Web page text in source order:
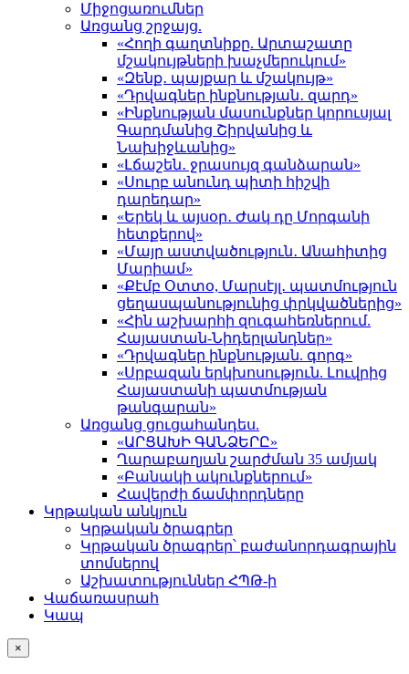
Միջոցառումներ
Առցանց շրջայց.
«Հողի գաղտնիքը. Արտաշատը
մշակույթների խաչմերուկում»
«Զենք․ պայքար և մշակույթ»
«Դրվագներ ինքնության․ զարդ»
«Ինքնության մասունքներ կորուսյալ
Գարդմանից Շիրվանից և
Նախիջևանից»
«Լճաշեն․ ջրասույզ գանձարան»
«Սուրբ անունդ պիտի հիշվի
դարեդար»
«Երեկ և այսօր․ Ժակ դը Մորգանի
հետքերով»
«Մայր աստվածություն․ Անահիտից
Մարիամ»
«Քէմբ Օտտօ, Մարսէյլ․ պատմություն
ցեղասպանությունից փրկվածներից»
«Հին աշխարհի զուգահեռներում.
Հայաստան-Նիդերլանդներ»
«Դրվագներ ինքնության. գորգ»
«Սրբազան երկխոսություն. Լուվրից
Հայաստանի պատմության
թանգարան»
Առցանց ցուցահանդես.
«ԱՐՑԱԽԻ ԳԱՆՁԵՐԸ»
Ղարաբաղյան շարժման 35 ամյակ
«Բանակի ակունքներում»
Հավերժի ճամփորդները
Կրթական անկյուն
Կրթական ծրագրեր
Կրթական ծրագրեր՝ բաժանորդագրային
տոմսերով
Աշխատություններ ՀՊԹ-ի
Վաճառասրահ
Կապ
×